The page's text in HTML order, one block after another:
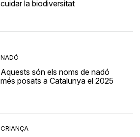
cuidar la biodiversitat
NADÓ
Aquests són els noms de nadó
més posats a Catalunya el 2025
CRIANÇA